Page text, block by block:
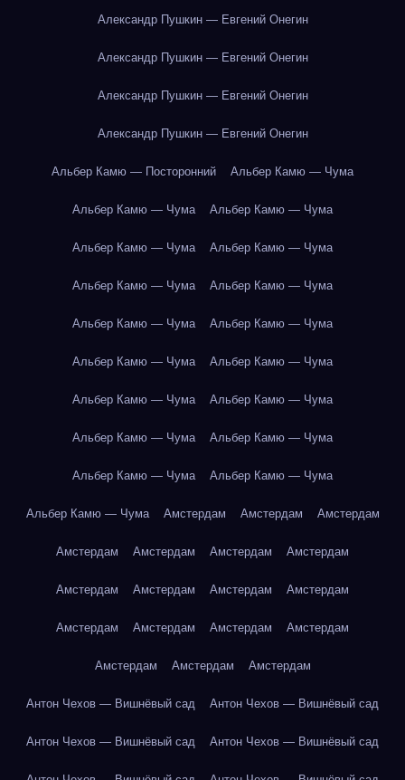
Александр Пушкин — Евгений Онегин
Александр Пушкин — Евгений Онегин
Александр Пушкин — Евгений Онегин
Александр Пушкин — Евгений Онегин
Альбер Камю — Посторонний Альбер Камю — Чума
Альбер Камю — Чума Альбер Камю — Чума
Альбер Камю — Чума Альбер Камю — Чума
Альбер Камю — Чума Альбер Камю — Чума
Альбер Камю — Чума Альбер Камю — Чума
Альбер Камю — Чума Альбер Камю — Чума
Альбер Камю — Чума Альбер Камю — Чума
Альбер Камю — Чума Альбер Камю — Чума
Альбер Камю — Чума Альбер Камю — Чума
Альбер Камю — Чума Амстердам Амстердам Амстердам
Амстердам Амстердам Амстердам Амстердам
Амстердам Амстердам Амстердам Амстердам
Амстердам Амстердам Амстердам Амстердам
Амстердам Амстердам Амстердам
Антон Чехов — Вишнёвый сад Антон Чехов — Вишнёвый сад
Антон Чехов — Вишнёвый сад Антон Чехов — Вишнёвый сад